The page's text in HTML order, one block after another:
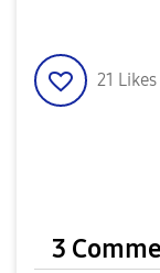
21 Likes
3